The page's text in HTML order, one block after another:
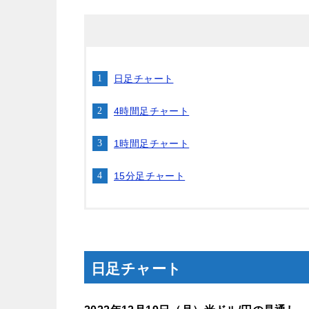
日足チャート
4時間足チャート
1時間足チャート
15分足チャート
日足チャート